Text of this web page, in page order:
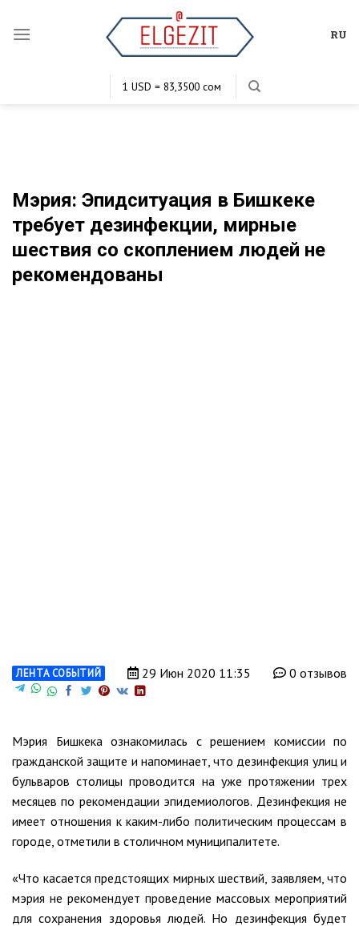
RU
1 USD = 83,3500 сом
Мэрия: Эпидситуация в Бишкеке
требует дезинфекции, мирные
шествия со скоплением людей не
рекомендованы
ЛЕНТА СОБЫТИЙ 29 Июн 2020 11:35 0 отзывов
Мэрия Бишкека ознакомилась с решением комиссии по
гражданской защите и напоминает, что дезинфекция улиц и
бульваров столицы проводится на уже протяжении трех
месяцев по рекомендации эпидемиологов. Дезинфекция не
имеет отношения к каким-либо политическим процессам в
городе, отметили в столичном муниципалитете.
«Что касается предстоящих мирных шествий, заявляем, что
мэрия не рекомендует проведение массовых мероприятий
для сохранения здоровья людей. Но дезинфекция будет